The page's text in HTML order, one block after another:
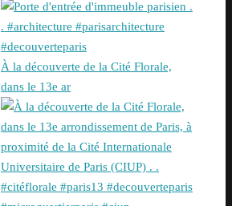
À la découverte de la Cité Florale,
dans le 13e ar